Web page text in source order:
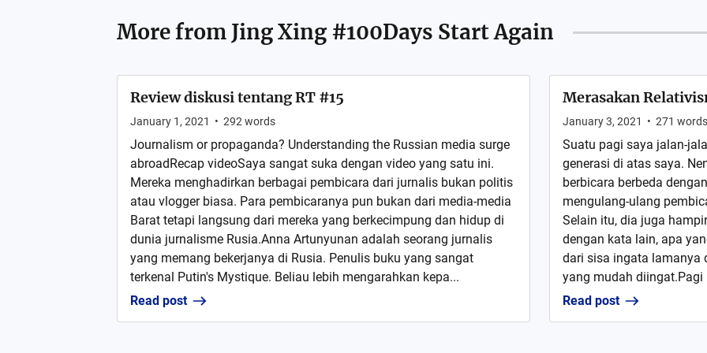
More from Jing Xing #100Days Start Again
Review diskusi tentang RT #15
January 1, 2021 • 292 words
Journalism or propaganda? Understanding the Russian media surge
abroadRecap videoSaya sangat suka dengan video yang satu ini.
Mereka menghadirkan berbagai pembicara dari jurnalis bukan politis
atau vlogger biasa. Para pembicaranya pun bukan dari media-media
Barat tetapi langsung dari mereka yang berkecimpung dan hidup di
dunia jurnalisme Rusia.Anna Artunyunan adalah seorang jurnalis
yang memang bekerjanya di Rusia. Penulis buku yang sangat
terkenal Putin's Mystique. Beliau lebih mengarahkan kepa...
Read post
Merasakan
January 3, 2021 • 271 words
Suatu pagi saya jalan-
generasi di atas saya.
berbicara berbeda
mengulang-ulang
Selain itu, dia juga
dengan kata lain, apa
dari sisa ingata lamanya
yang mudah
Read post